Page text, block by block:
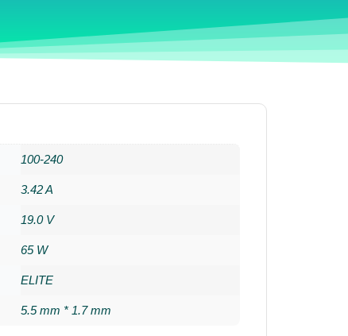
100-240
3.42 A
19.0 V
65 W
ELITE
5.5 mm * 1.7 mm